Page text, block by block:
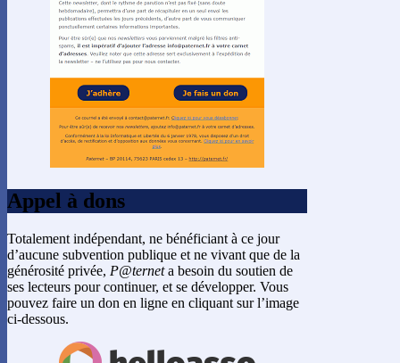
Appel à dons
Totalement indépendant, ne bénéficiant à ce jour
d’aucune subvention publique et ne vivant que de la
générosité privée, P@terneta besoin du soutien de
ses lecteurs pour continuer, et se développer. Vous
pouvez faire un don en ligne en cliquant sur l’image
ci-dessous.